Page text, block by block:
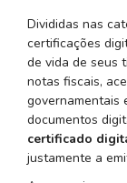
Divididas nas
certificações
de vida de seus
notas fiscais,
governamentais
documentos
certificado
justamente a